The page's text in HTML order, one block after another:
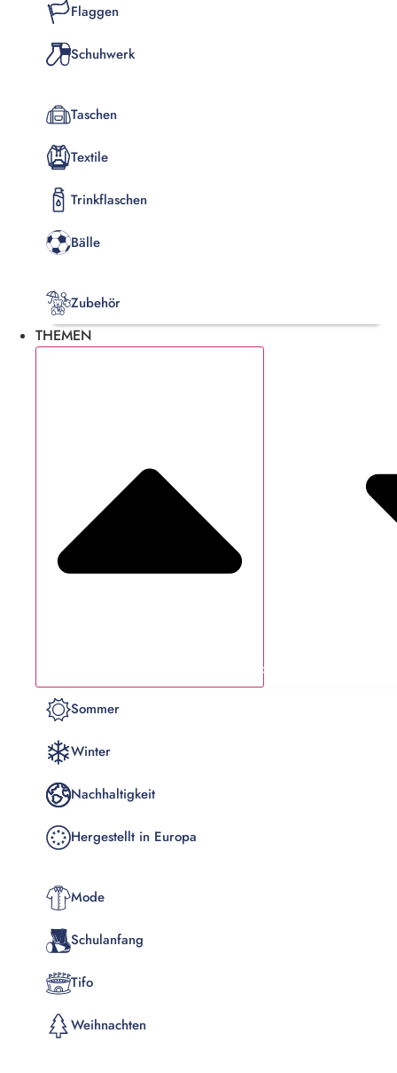
Flaggen
Schuhwerk
Taschen
Textile
Trinkflaschen
Bälle
Zubehör
THEMEN
Schließe Themen
Sommer
Winter
Nachhaltigkeit
Hergestellt in Europa
Mode
Schulanfang
Tifo
Weihnachten